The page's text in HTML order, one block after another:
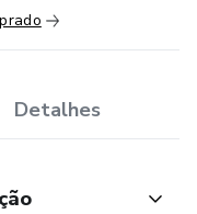
600 "prateleiras
informações que você
Detalhes